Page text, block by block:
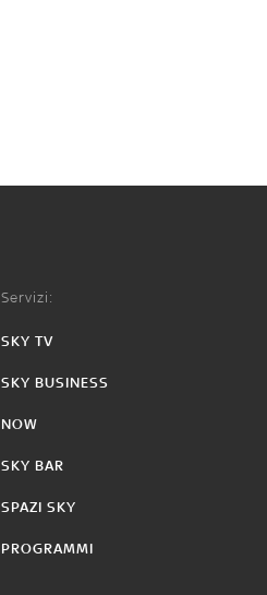
Servizi:
SKY TV
SKY BUSINESS
NOW
SKY BAR
SPAZI SKY
PROGRAMMI